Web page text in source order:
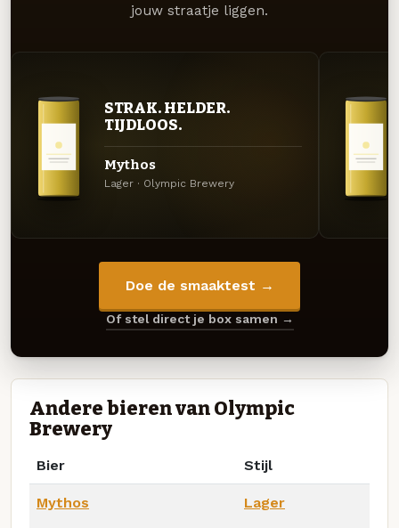
jouw straatje liggen.
STRAK. HELDER.
TIJDLOOS.
Mythos
Lager · Olympic Brewery
Doe de smaaktest →
Of stel direct je box samen →
Andere bieren van Olympic
Brewery
Bier Stijl
Mythos Lager